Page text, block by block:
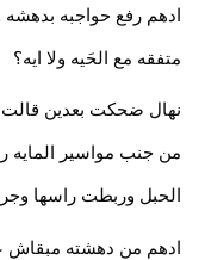
ادهم رفع حواجبه بدهشه
متفقه مع الحَيه ولا ايه؟
نهال ضحكت بعدين قالت:
من جنب مواسير
الحبل وربطت راسها
ادهم من دهشته مبقاش